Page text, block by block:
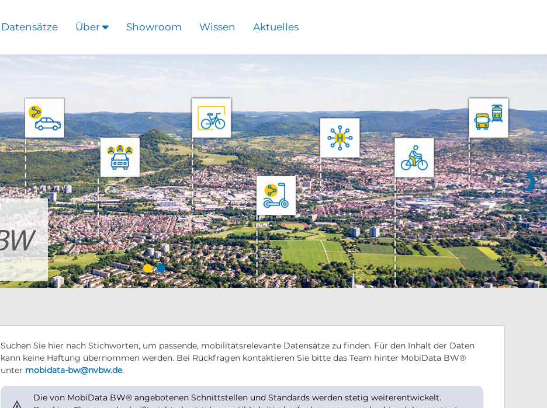
Datensätze Über Showroom Wissen Aktuelles
❯
Suchen Sie hier nach Stichworten, um passende, mobilitätsrelevante Datensätze zu finden. Für den Inhalt der Daten
kann keine Haftung übernommen werden. Bei Rückfragen kontaktieren Sie bitte das Team hinter MobiData BW®
unter mobidata-bw@nvbw.de.
Die von MobiData BW® angebotenen Schnittstellen und Standards werden stetig weiterentwickelt.